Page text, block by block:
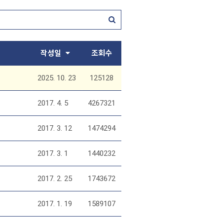
작성일 조회수
2025. 10. 23 125128
2017. 4. 5 4267321
2017. 3. 12 1474294
2017. 3. 1 1440232
2017. 2. 25 1743672
2017. 1. 19 1589107